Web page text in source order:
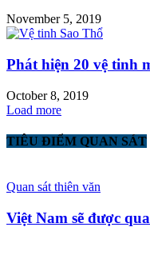
November 5, 2019
Phát hiện 20 vệ tinh
October 8, 2019
Load more
TIÊU ĐIỂM QUAN SÁT
Quan sát thiên văn
Việt Nam sẽ được